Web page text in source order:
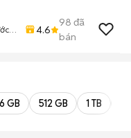
4.6
98 đã
bán
GB 512 GB 1 TB